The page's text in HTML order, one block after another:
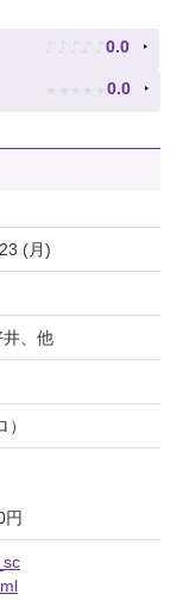
♪ ♪ ♪ ♪ ♪ 0.0
★ ★ ★ ★ ★ 0.0
(月)
、他
円